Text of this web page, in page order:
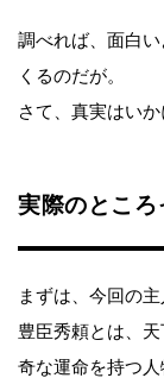
調べれば、面白
くるのだが。
さて、真実はい
実際のところ
まずは、今回の
豊臣秀頼とは、
奇な運命を持つ人